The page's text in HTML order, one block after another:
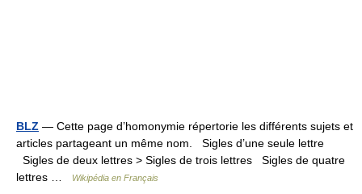
BLZ — Cette page d’homonymie répertorie les différents sujets et
articles partageant un même nom. Sigles d’une seule lettre
Sigles de deux lettres > Sigles de trois lettres Sigles de quatre
lettres …
Wikipédia en Français